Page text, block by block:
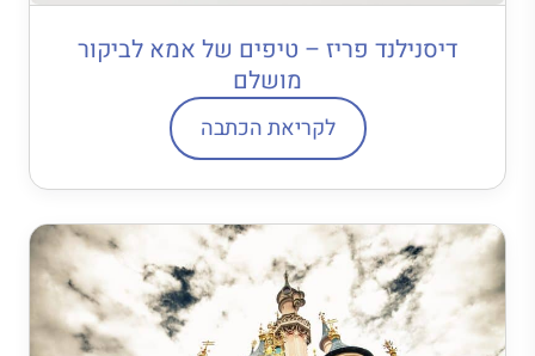
דיסנילנד פריז – טיפים של אמא לביקור
מושלם
לקריאת הכתבה